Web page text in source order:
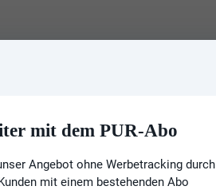
mit dem PUR-Abo
Angebot ohne Werbetracking durch
mit einem bestehenden Abo